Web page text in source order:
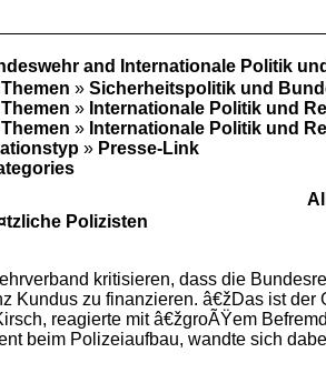
and Internationale Politik
» Sicherheitspolitik und
» Internationale Politik und
» Internationale Politik und
» Presse-Link
Polizisten
kritisieren, dass die
Kundus zu finanzieren. â€žDas ist
reagierte mit â€žgroÃŸem
beim Polizeiaufbau, wandte sich